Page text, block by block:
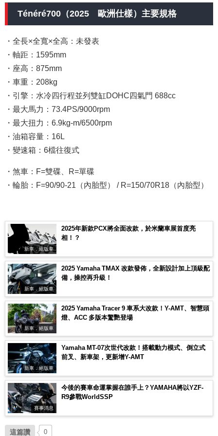
Ténéré700（2025 歐洲仕樣）主要規格
・全長×全寬×全高：未發表
・軸距：1595mm
・座高：875mm
・車重：208kg
・引擎：水冷四行程並列雙缸DOHC四氣門 688cc
・最大馬力：73.4PS/9000rpm
・最大扭力：6.9kg-m/6500rpm
・油箱容量：16L
・變速箱：6檔往復式
・煞車：F=雙碟、R=單碟
・輪胎：F=90/90-21（內胎型） / R=150/70R18（內胎型）
新車．絕版車
2025年新款PCX將全面改款，於米蘭車展首度亮
相！？
新車．絕版車
2025 Yamaha TMAX 改款發佈，全新設計加上頂級配
備，操控再升級！
新車．絕版車
2025 Yamaha Tracer 9 車系大改款！Y-AMT、智慧頭
燈、ACC 多版本驚艷登場
新車．絕版車
Yamaha MT-07次世代改款！搭載動力模式、倒立式
前叉、新車架，更新增Y-AMT
賽事消息
今後的賽車命運掌握在誰手上？YAMAHA將以YZF-
R9參戰WorldSSP
這篇讚 0